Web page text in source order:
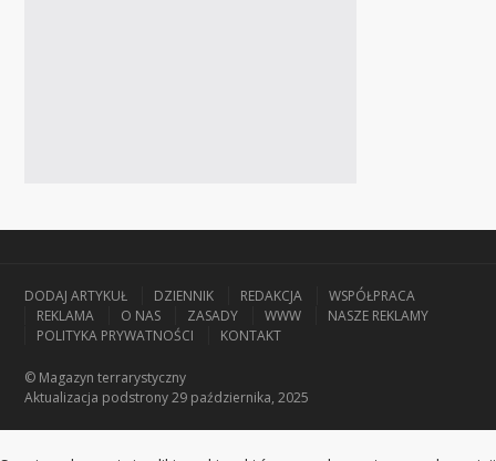
DODAJ ARTYKUŁ DZIENNIK REDAKCJA
WSPÓŁPRACA
REKLAMA
O NAS ZASADY WWW
NASZE REKLAMY
POLITYKA PRYWATNOŚCI
KONTAKT
© Magazyn terrarystyczny
Aktualizacja podstrony 29 października, 2025